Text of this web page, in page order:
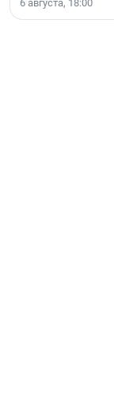
6 августа, 18:00